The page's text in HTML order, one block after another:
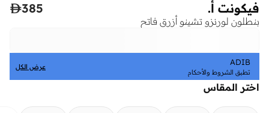
فيكونت أ.
بنطلون لورنزو تشينو أزرق فاتح
385
ADIB
تطبق الشروط والأحكام
عرض الكل
اختر المقاس